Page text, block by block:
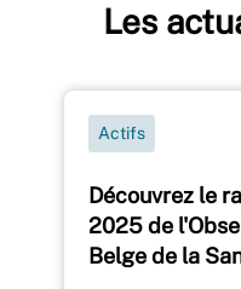
Les
Découvrez le
2025 de
Belge de la
Actifs